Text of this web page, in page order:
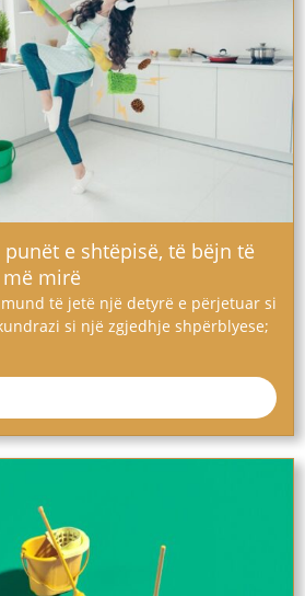
punët e shtëpisë, të bëjn të
mirë
të jetë një detyrë e përjetuar si
si një zgjedhje shpërblyese;